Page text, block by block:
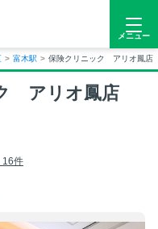
メニュー
> 富木駅 > 保険クリニック アリオ鳳店
アリオ鳳店
16件